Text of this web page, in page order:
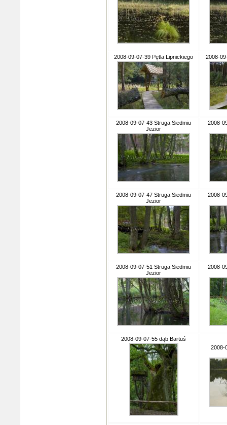
2008-09-07-39 Pętla Lipnickiego 2008-
2008-09-07-43 Struga Siedmiu
Jezior
2008-
2008-09-07-47 Struga Siedmiu
Jezior
2008-
2008-09-07-51 Struga Siedmiu
Jezior
2008-
2008-09-07-55 dąb Bartuś
2008-